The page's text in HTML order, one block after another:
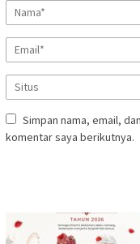
Simpan nama, email,
komentar saya berikutnya.